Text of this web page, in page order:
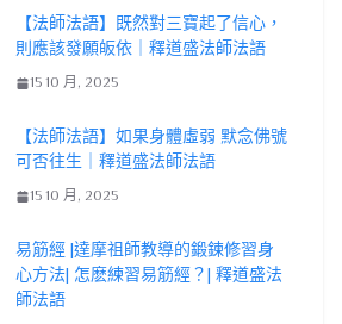
【法師法語】既然對三寶起了信心，
則應該發願皈依｜釋道盛法師法語
15 10 月, 2025
【法師法語】如果身體虛弱 默念佛號
可否往生｜釋道盛法師法語
15 10 月, 2025
易筋經 |達摩祖師教導的鍛鍊修習身
心方法| 怎麽練習易筋經？| 釋道盛法
師法語